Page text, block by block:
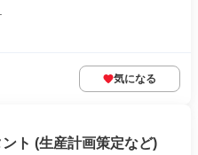
気になる
ト (生産計画策定など)